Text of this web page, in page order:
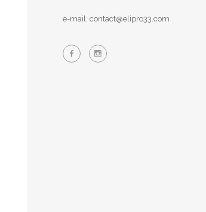
e-mail: contact@elipro33.com